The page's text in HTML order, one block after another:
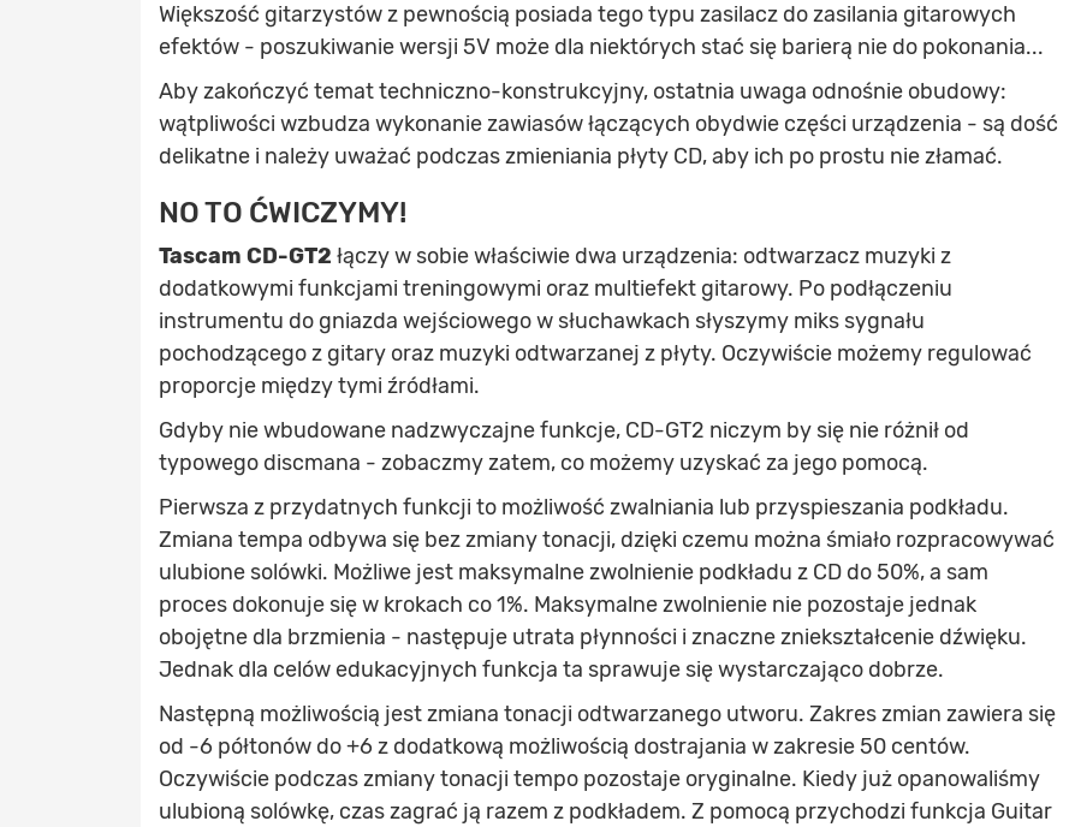
Większość gitarzystów z pewnością posiada tego typu zasilacz do zasilania gitarowych
efektów - poszukiwanie wersji 5V może dla niektórych stać się barierą nie do pokonania...
Aby zakończyć temat techniczno-konstrukcyjny, ostatnia uwaga odnośnie obudowy:
wątpliwości wzbudza wykonanie zawiasów łączących obydwie części urządzenia - są dość
delikatne i należy uważać podczas zmieniania płyty CD, aby ich po prostu nie złamać.
NO TO ĆWICZYMY!
Tascam CD-GT2 łączy w sobie właściwie dwa urządzenia: odtwarzacz muzyki z
dodatkowymi funkcjami treningowymi oraz multiefekt gitarowy. Po podłączeniu
instrumentu do gniazda wejściowego w słuchawkach słyszymy miks sygnału
pochodzącego z gitary oraz muzyki odtwarzanej z płyty. Oczywiście możemy regulować
proporcje między tymi źródłami.
Gdyby nie wbudowane nadzwyczajne funkcje, CD-GT2 niczym by się nie różnił od
typowego discmana - zobaczmy zatem, co możemy uzyskać za jego pomocą.
Pierwsza z przydatnych funkcji to możliwość zwalniania lub przyspieszania podkładu.
Zmiana tempa odbywa się bez zmiany tonacji, dzięki czemu można śmiało rozpracowywać
ulubione solówki. Możliwe jest maksymalne zwolnienie podkładu z CD do 50%, a sam
proces dokonuje się w krokach co 1%. Maksymalne zwolnienie nie pozostaje jednak
obojętne dla brzmienia - następuje utrata płynności i znaczne zniekształcenie dźwięku.
Jednak dla celów edukacyjnych funkcja ta sprawuje się wystarczająco dobrze.
Następną możliwością jest zmiana tonacji odtwarzanego utworu. Zakres zmian zawiera się
od -6 półtonów do +6 z dodatkową możliwością dostrajania w zakresie 50 centów.
Oczywiście podczas zmiany tonacji tempo pozostaje oryginalne. Kiedy już opanowaliśmy
ulubioną solówkę, czas zagrać ją razem z podkładem. Z pomocą przychodzi funkcja Guitar